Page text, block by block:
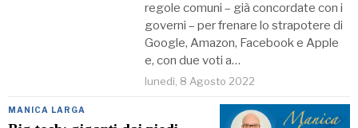
regole comuni – già concordate con i
governi – per frenare lo strapotere di
Google, Amazon, Facebook e Apple
e, con due voti a…
lunedì, 8 Agosto 2022
MANICA LARGA